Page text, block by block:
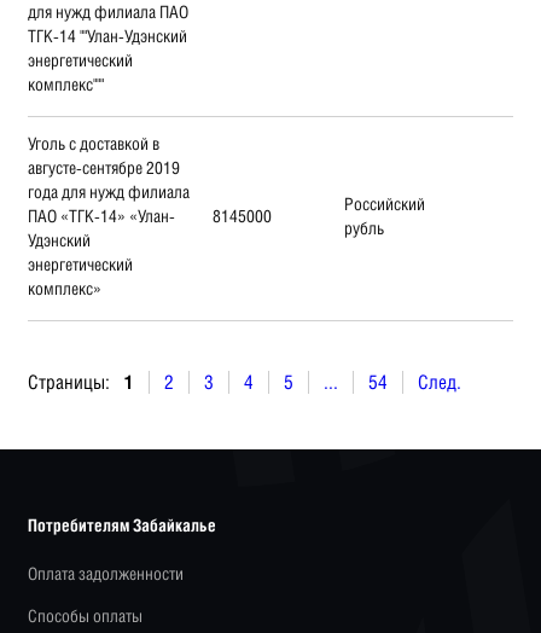
для нужд филиала ПАО
ТГК-14 ""Улан-Удэнский
энергетический
комплекс"""
Уголь с доставкой в
августе-сентябре 2019
года для нужд филиала
ПАО «ТГК-14» «Улан-
Удэнский
энергетический
комплекс»
8145000
Российский
рубль
Страницы: 1 2 3 4 5 ... 54 След.
Потребителям Забайкалье
Оплата задолженности
Способы оплаты